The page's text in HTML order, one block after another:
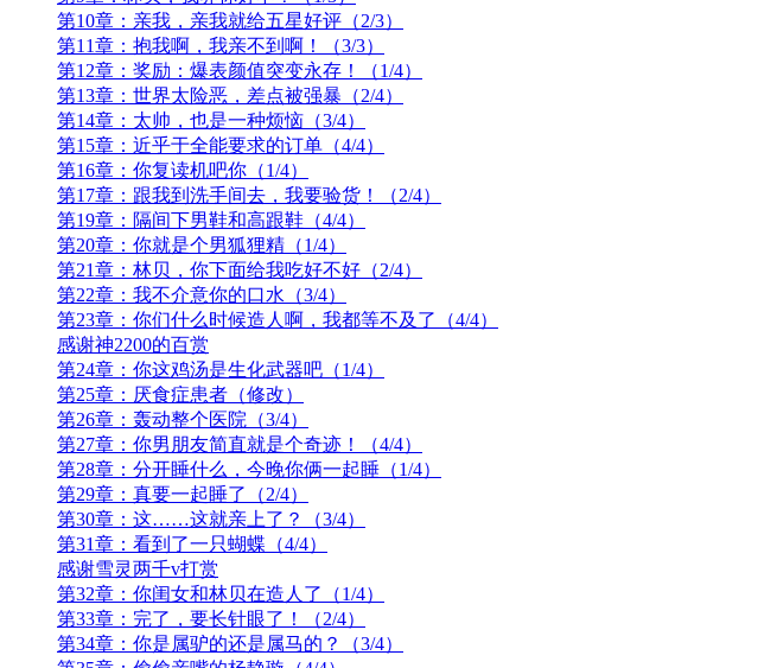
第10章：亲我，亲我就给五星好评（2/3）
第11章：抱我啊，我亲不到啊！（3/3）
第12章：奖励：爆表颜值突变永存！（1/4）
第13章：世界太险恶，差点被强暴（2/4）
第14章：太帅，也是一种烦恼（3/4）
第15章：近乎于全能要求的订单（4/4）
第16章：你复读机吧你（1/4）
第17章：跟我到洗手间去，我要验货！（2/4）
第19章：隔间下男鞋和高跟鞋（4/4）
第20章：你就是个男狐狸精（1/4）
第21章：林贝，你下面给我吃好不好（2/4）
第22章：我不介意你的口水（3/4）
第23章：你们什么时候造人啊，我都等不及了（4/4）
感谢神2200的百赏
第24章：你这鸡汤是生化武器吧（1/4）
第25章：厌食症患者（修改）
第26章：轰动整个医院（3/4）
第27章：你男朋友简直就是个奇迹！（4/4）
第28章：分开睡什么，今晚你俩一起睡（1/4）
第29章：真要一起睡了（2/4）
第30章：这……这就亲上了？（3/4）
第31章：看到了一只蝴蝶（4/4）
感谢雪灵两千v打赏
第32章：你闺女和林贝在造人了（1/4）
第33章：完了，要长针眼了！（2/4）
第34章：你是属驴的还是属马的？（3/4）